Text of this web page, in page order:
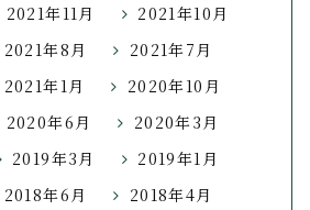
2021年11月
2021年10月
2021年8月
2021年7月
2021年1月
2020年10月
2020年6月
2020年3月
2019年3月
2019年1月
2018年6月
2018年4月